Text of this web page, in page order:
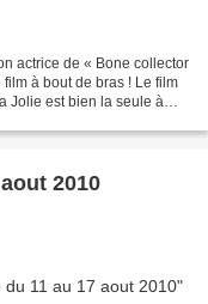
actrice de « Bone collector
à bout de bras ! Le film
Jolie est bien la seule à
2010